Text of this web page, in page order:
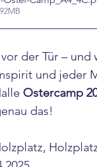
der Tür –
und jeder
Ostercamp
das!